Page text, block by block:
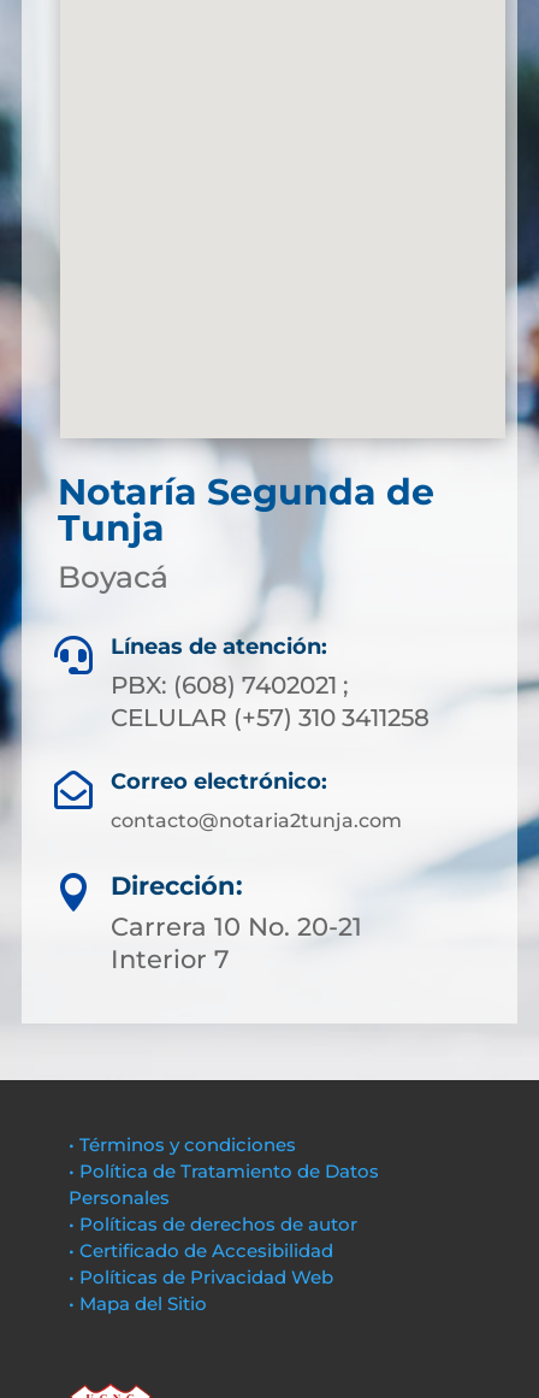
Notaría Segunda de
Tunja
Boyacá
 Líneas de atención:
PBX: (608) 7402021 ;
CELULAR (+57) 310 3411258
 Correo electrónico:
contacto@notaria2tunja.com

Dirección:
Carrera 10 No. 20-21
Interior 7
• Términos y condiciones
• Política de Tratamiento de Datos
Personales
• Políticas de derechos de autor
• Certificado de Accesibilidad
• Políticas de Privacidad Web
• Mapa del Sitio